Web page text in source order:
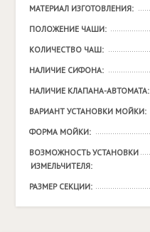
МАТЕРИАЛ ИЗГОТОВЛЕНИЯ:
ПОЛОЖЕНИЕ ЧАШИ:
КОЛИЧЕСТВО ЧАШ:
НАЛИЧИЕ СИФОНА:
НАЛИЧИЕ КЛАПАНА-АВТОМАТА:
ВАРИАНТ УСТАНОВКИ МОЙКИ:
ФОРМА МОЙКИ:
ВОЗМОЖНОСТЬ УСТАНОВКИ
ИЗМЕЛЬЧИТЕЛЯ:
РАЗМЕР СЕКЦИИ: